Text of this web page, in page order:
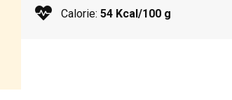
Calorie:54 Kcal/100 g